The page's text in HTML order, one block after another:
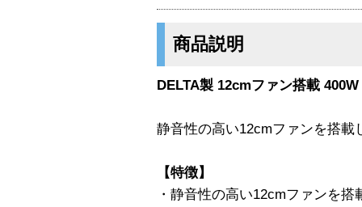
商品説明
DELTA製 12cmファン搭載 400W
静音性の高い12cmファンを搭載
【特徴】
・静音性の高い12cmファンを搭